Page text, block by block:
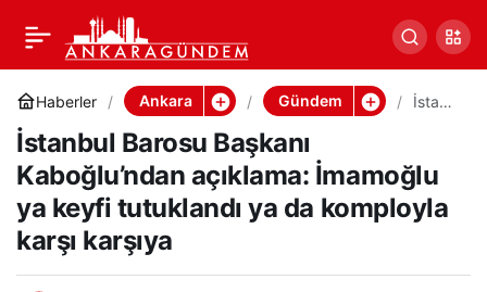
Haberler Ankara Gündem
İstanb
Başka
nı
Kaboğ
İstanbul Barosu Başkanı
Kaboğlu’ndan açıklama: İmamoğlu
ya keyfi tutuklandı ya da komployla
karşı karşıya
İstanbul Barosu Başkanı
Kaboğlu’ndan açıklama:
İmamoğlu ya keyfi
tutuklandı ya da
0 Paylaş